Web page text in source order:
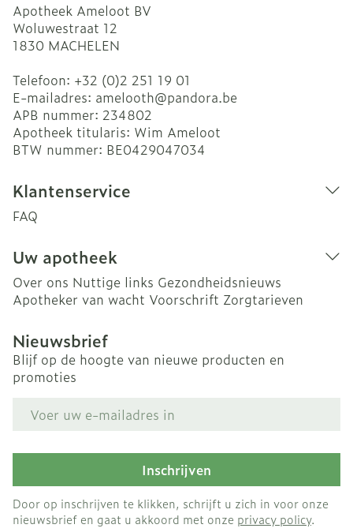
Apotheek Ameloot BV
Woluwestraat 12
1830 MACHELEN
Telefoon: +32 (0)2 251 19 01
E-mailadres: amelooth@pandora.be
APB nummer: 234802
Apotheek titularis: Wim Ameloot
BTW nummer: BE0429047034
Klantenservice
FAQ
Uw apotheek
Over ons Nuttige links Gezondheidsnieuws
Apotheker van wacht Voorschrift Zorgtarieven
Nieuwsbrief
Blijf op de hoogte van nieuwe producten en
promoties
Inschrijven
Door op inschrijven te klikken, schrijft u zich in voor onze
nieuwsbrief en gaat u akkoord met onze privacy policy.